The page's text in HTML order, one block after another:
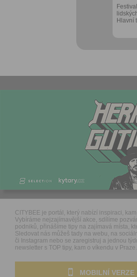
Hlavní
CITYBEE je portál, který nabízí inspiraci,
Vybíráme nejzajímavější akce, sdílíme
podniků, přinášíme tipy na zajímavá místa,
Sledovat nás můžeš tady na webu, na
či Instagram nebo se zaregistruj a jednou
newsletter s TOP tipy, kam o víkendu v Praze.
MOBILNÍ VERZE